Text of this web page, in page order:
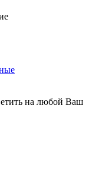
на любой Ваш